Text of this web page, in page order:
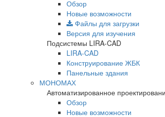
Обзор
Новые возможности
Файлы для загрузки
Версия для изучения
Подсистемы LIRA-CAD
LIRA-CAD
Конструирование ЖБК
Панельные здания
МОНОМАХ
Автоматизированное
Обзор
Новые возможности